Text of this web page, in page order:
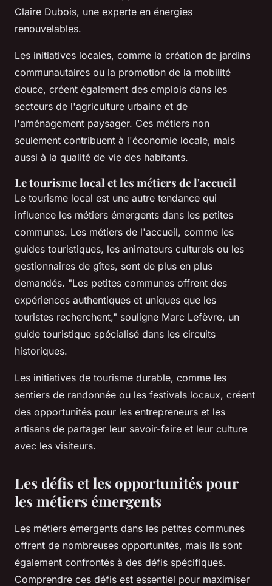
Claire Dubois, une experte en énergies
renouvelables.
Les initiatives locales, comme la création de jardins
communautaires ou la promotion de la mobilité
douce, créent également des emplois dans les
secteurs de l'agriculture urbaine et de
l'aménagement paysager. Ces métiers non
seulement contribuent à l'économie locale, mais
aussi à la qualité de vie des habitants.
Le tourisme local et les métiers de l'accueil
Le tourisme local est une autre tendance qui
influence les métiers émergents dans les petites
communes. Les métiers de l'accueil, comme les
guides touristiques, les animateurs culturels ou les
gestionnaires de gîtes, sont de plus en plus
demandés. "Les petites communes offrent des
expériences authentiques et uniques que les
touristes recherchent," souligne Marc Lefèvre, un
guide touristique spécialisé dans les circuits
historiques.
Les initiatives de tourisme durable, comme les
sentiers de randonnée ou les festivals locaux, créent
des opportunités pour les entrepreneurs et les
artisans de partager leur savoir-faire et leur culture
avec les visiteurs.
Les défis et les opportunités pour
les métiers émergents
Les métiers émergents dans les petites communes
offrent de nombreuses opportunités, mais ils sont
également confrontés à des défis spécifiques.
Comprendre ces défis est essentiel pour maximiser